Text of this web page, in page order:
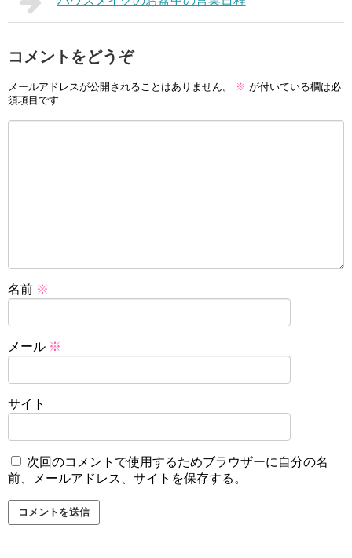
コメントをどうぞ
メールアドレスが公開されることはありません。 ※ が付いている欄は必
須項目です
名前 ※
メール ※
サイト
次回のコメントで使用するためブラウザーに自分の名
前、メールアドレス、サイトを保存する。